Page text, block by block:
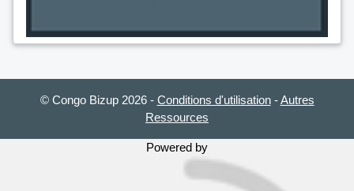
© Congo Bizup 2026 - Conditions d'utilisation-Autres
Ressources
Powered by